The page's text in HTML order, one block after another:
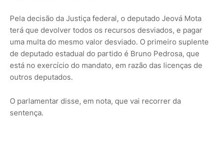
Pela decisão da Justiça federal, o deputado Jeová Mota
terá que devolver todos os recursos desviados, e pagar
uma multa do mesmo valor desviado. O primeiro suplente
de deputado estadual do partido é Bruno Pedrosa, que
está no exercício do mandato, em razão das licenças de
outros deputados.
O parlamentar disse, em nota, que vai recorrer da
sentença.